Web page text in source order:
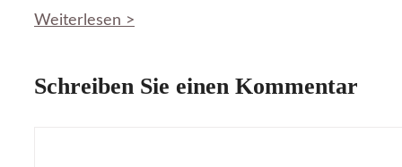
Weiterlesen >
Schreiben Sie einen Kommentar